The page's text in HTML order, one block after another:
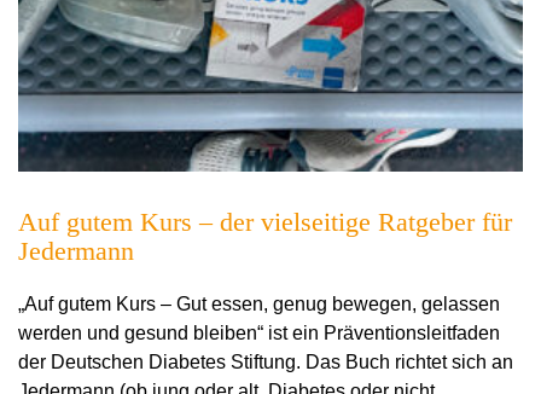
Auf gutem Kurs – der vielseitige Ratgeber für
Jedermann
„Auf gutem Kurs – Gut essen, genug bewegen, gelassen
werden und gesund bleiben“ ist ein Präventionsleitfaden
der Deutschen Diabetes Stiftung. Das Buch richtet sich an